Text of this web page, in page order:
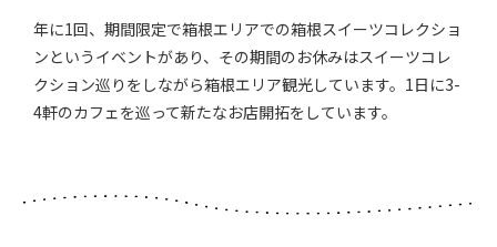
年に1回、期間限定で箱根エリアでの箱根スイーツコレクショ
ンというイベントがあり、その期間のお休みはスイーツコレ
クション巡りをしながら箱根エリア観光しています。1日に3-
4軒のカフェを巡って新たなお店開拓をしています。